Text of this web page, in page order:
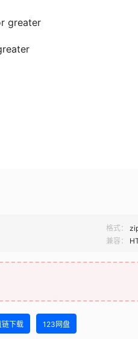
greater
格式：
兼容：
链下载 123网盘